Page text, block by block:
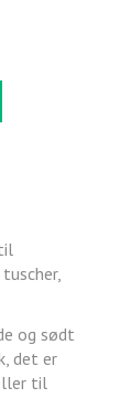
og sødt
det er
til